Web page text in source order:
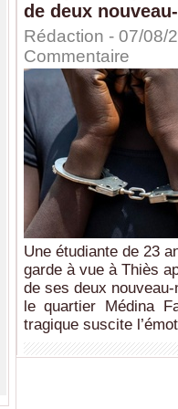
de deux
Rédaction - 07/08/
Commentaire
Une étudiante de 23
garde à vue à Thiès
de ses deux
le quartier Médina
tragique suscite